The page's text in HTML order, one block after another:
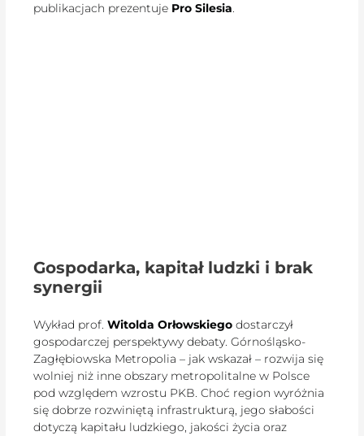
publikacjach prezentuje Pro Silesia.
Gospodarka, kapitał ludzki i brak
synergii
Wykład prof.Witolda Orłowskiego dostarczył
gospodarczej perspektywy debaty. Górnośląsko-
Zagłębiowska Metropolia – jak wskazał – rozwija się
wolniej niż inne obszary metropolitalne w Polsce
pod względem wzrostu PKB. Choć region wyróżnia
się dobrze rozwiniętą infrastrukturą, jego słabości
dotyczą kapitału ludzkiego, jakości życia oraz